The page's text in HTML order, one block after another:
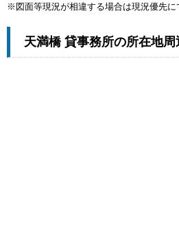
※図面等現況が相違する場合は現況優先に
天満橋 貸事務所の所在地周